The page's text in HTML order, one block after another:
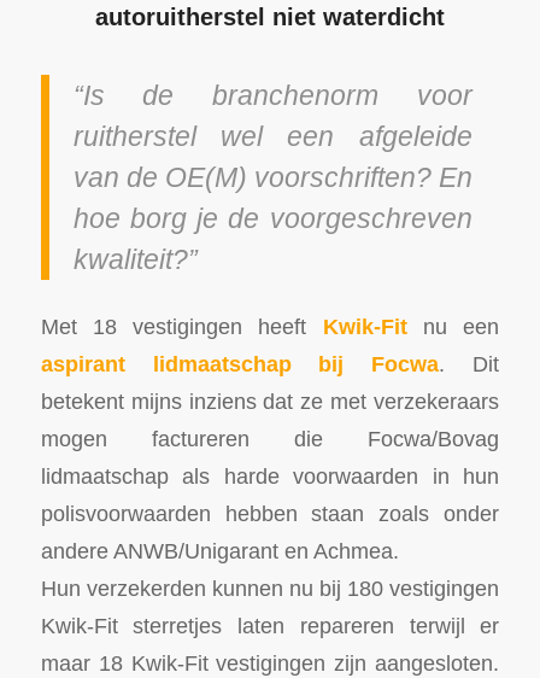
autoruitherstel niet waterdicht
“Is de branchenorm voor
ruitherstel wel een afgeleide
van de OE(M) voorschriften? En
hoe borg je de voorgeschreven
kwaliteit?”
Met 18 vestigingen heeft Kwik-Fitnu een
aspirant lidmaatschap bij Focwa. Dit
betekent mijns inziens dat ze met verzekeraars
mogen factureren die Focwa/Bovag
lidmaatschap als harde voorwaarden in hun
polisvoorwaarden hebben staan zoals onder
andere ANWB/Unigarant en Achmea.
Hun verzekerden kunnen nu bij 180 vestigingen
Kwik-Fit sterretjes laten repareren terwijl er
maar 18 Kwik-Fit vestigingen zijn aangesloten.